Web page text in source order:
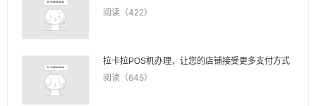
阅读（422）
拉卡拉POS机办理，让您的店铺接受更多支付方式
阅读（645）